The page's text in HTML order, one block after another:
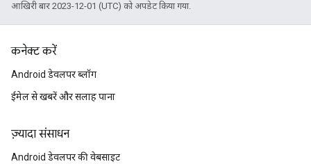
आखिरी बार 2023-12-01 (UTC) को अपडेट किया गया.
कनेक्ट करें
Android डेवलपर ब्लॉग
ईमेल से खबरें और सलाह पाना
ज़्यादा संसाधन
Android डेवलपर की वेबसाइट